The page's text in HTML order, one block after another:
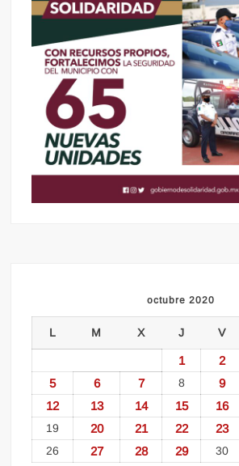
octubre 2020
L M X J V
1 2
5
6 7 8 9
12
13 14 15 16
19 20 21 22 23
26 27 28 29 30